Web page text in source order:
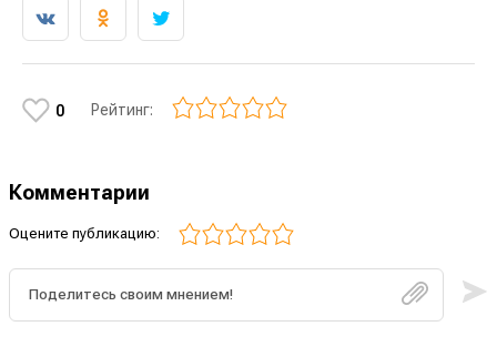
0 Рейтинг:
Комментарии
Оцените публикацию: